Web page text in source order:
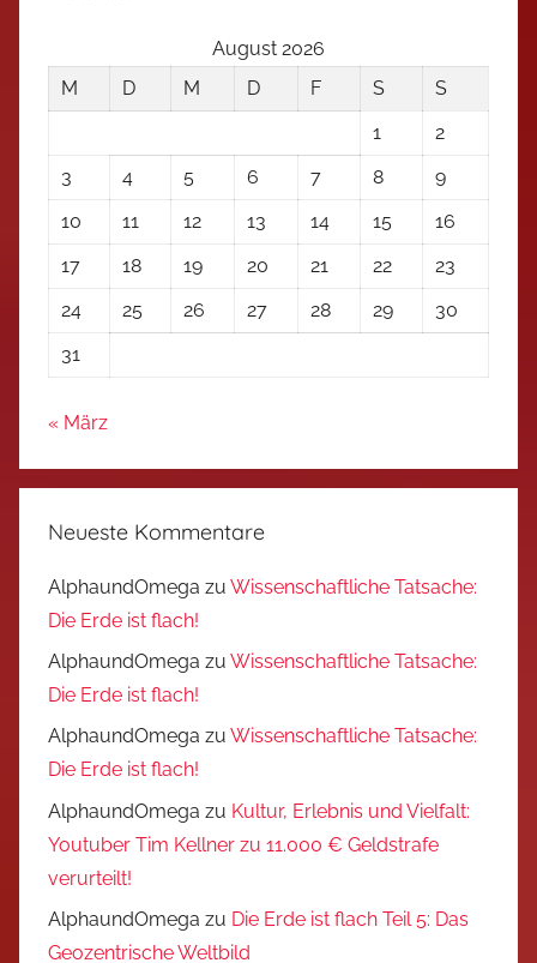
August 2026
M
D M D F S
S
1
2
3
4 5 6 7 8
9
10
11 12 13 14 15
16
17
18 19 20 21 22
23
24
25 26 27 28 29
30
31
« März
Neueste Kommentare
AlphaundOmega zu Wissenschaftliche Tatsache:
Die Erde ist flach!
AlphaundOmega zu Wissenschaftliche Tatsache:
Die Erde ist flach!
AlphaundOmega zu Wissenschaftliche Tatsache:
Die Erde ist flach!
AlphaundOmega zu Kultur, Erlebnis und Vielfalt:
Youtuber Tim Kellner zu 11.000 € Geldstrafe
verurteilt!
AlphaundOmega zu Die Erde ist flach Teil 5: Das
Geozentrische Weltbild